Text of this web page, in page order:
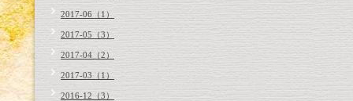
2017-06（1）
2017-05（3）
2017-04（2）
2017-03（1）
2016-12（3）